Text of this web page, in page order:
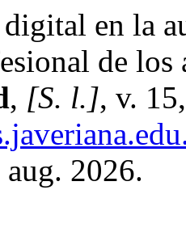
en la
de
, [S. l.], v.
2026.